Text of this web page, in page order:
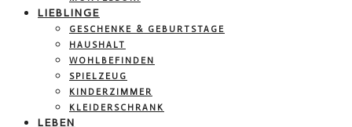
LIEBLINGE
GESCHENKE & GEBURTSTAGE
HAUSHALT
WOHLBEFINDEN
SPIELZEUG
KINDERZIMMER
KLEIDERSCHRANK
LEBEN